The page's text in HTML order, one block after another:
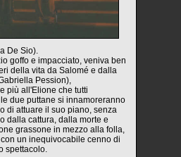
De Sio).
goffo e impacciato, veniva ben
della vita da Salomé e dalla
Pession),
più all'Elione che tutti
due puttane si innamoreranno
di attuare il suo piano, senza
dalla cattura, dalla morte e
grassone in mezzo alla folla,
un inequivocabile cenno di
spettacolo.